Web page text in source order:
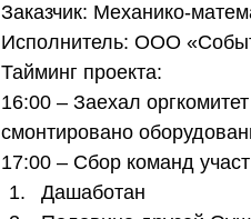
Заказчик: Механико-
Исполнитель: ООО
Тайминг проекта:
16:00 – Заехал
смонтировано
17:00 – Сбор команд
Дашаботан